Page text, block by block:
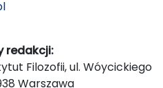
redakcji:
Filozofii, ul. Wóycickiego
Warszawa